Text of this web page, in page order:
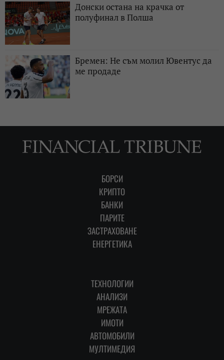
Донски остана на крачка от
полуфинал в Полша
Бремен: Не съм молил Ювентус да
ме продаде
БОРСИ
КРИПТО
БАНКИ
ПАРИТЕ
ЗАСТРАХОВАНЕ
ЕНЕРГЕТИКА
ТЕХНОЛОГИИ
АНАЛИЗИ
МРЕЖАТА
ИМОТИ
АВТОМОБИЛИ
МУЛТИМЕДИЯ